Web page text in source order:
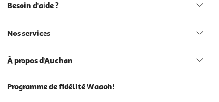
Besoin d'aide ?
Nos services
À propos d'Auchan
Programme de fidélité Waaoh!